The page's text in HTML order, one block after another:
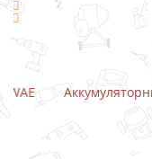
Аккумуляторный